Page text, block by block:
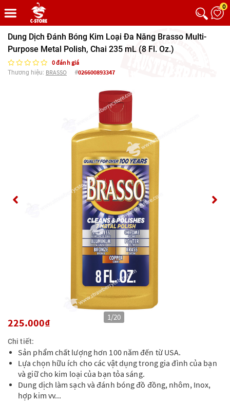
0
Dung Dịch Đánh Bóng Kim Loại Đa Năng Brasso Multi-
Purpose Metal Polish, Chai 235 mL (8 Fl. Oz.)
0 đánh giá
Thương hiệu: BRASSO #026600893347
225.000₫
Chi tiết:
Sản phẩm chất lượng hơn 100 năm đến từ USA.
Lựa chọn hữu ích cho các vật dụng trong gia đình của bạn
và giữ cho kim loại của bạn tỏa sáng.
Dung dịch làm sạch và đánh bóng đồ đồng, nhôm, Inox,
hợp kim vv...